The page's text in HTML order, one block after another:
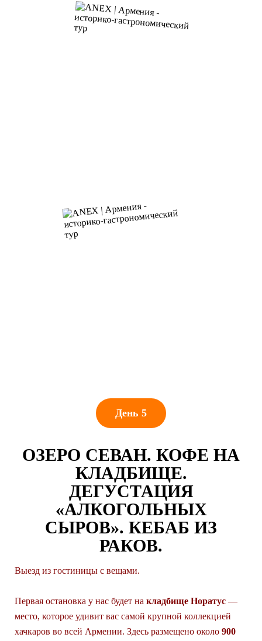
День 5
ОЗЕРО СЕВАН. КОФЕ НА
КЛАДБИЩЕ.
ДЕГУСТАЦИЯ
«АЛКОГОЛЬНЫХ
СЫРОВ». КЕБАБ ИЗ
РАКОВ.
Выезд из гостиницы с вещами.
Первая остановка у нас будет на кладбище Норатус —
место, которое удивит вас самой крупной коллекцией
хачкаров во всей Армении. Здесь размещено около 900